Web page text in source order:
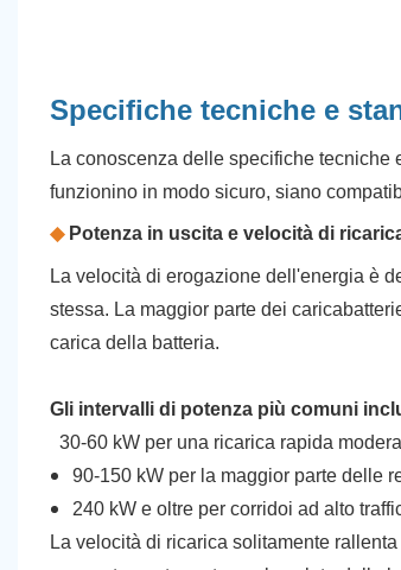
Specifiche tecniche e
La conoscenza delle specifiche
funzionino in modo sicuro, siano
◆Potenza in uscita e velocità di
La velocità di erogazione dell'energia è
stessa. La maggior parte dei
carica della batteria.
Gli intervalli di potenza più comuni
30-60 kW per una ricarica rapida
90-150 kW per la maggior parte delle
240 kW e oltre per corridoi ad alto
La velocità di ricarica solitamente